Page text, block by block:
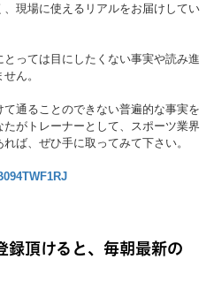
現場に使えるリアルをお届けしてい
っては目にしたくない事実や読み進
ん。
通ることのできない普遍的な事実を
がトレーナーとして、スポーツ業界
ば、ぜひ手に取ってみて下さい。
録頂けると、毎朝最新の